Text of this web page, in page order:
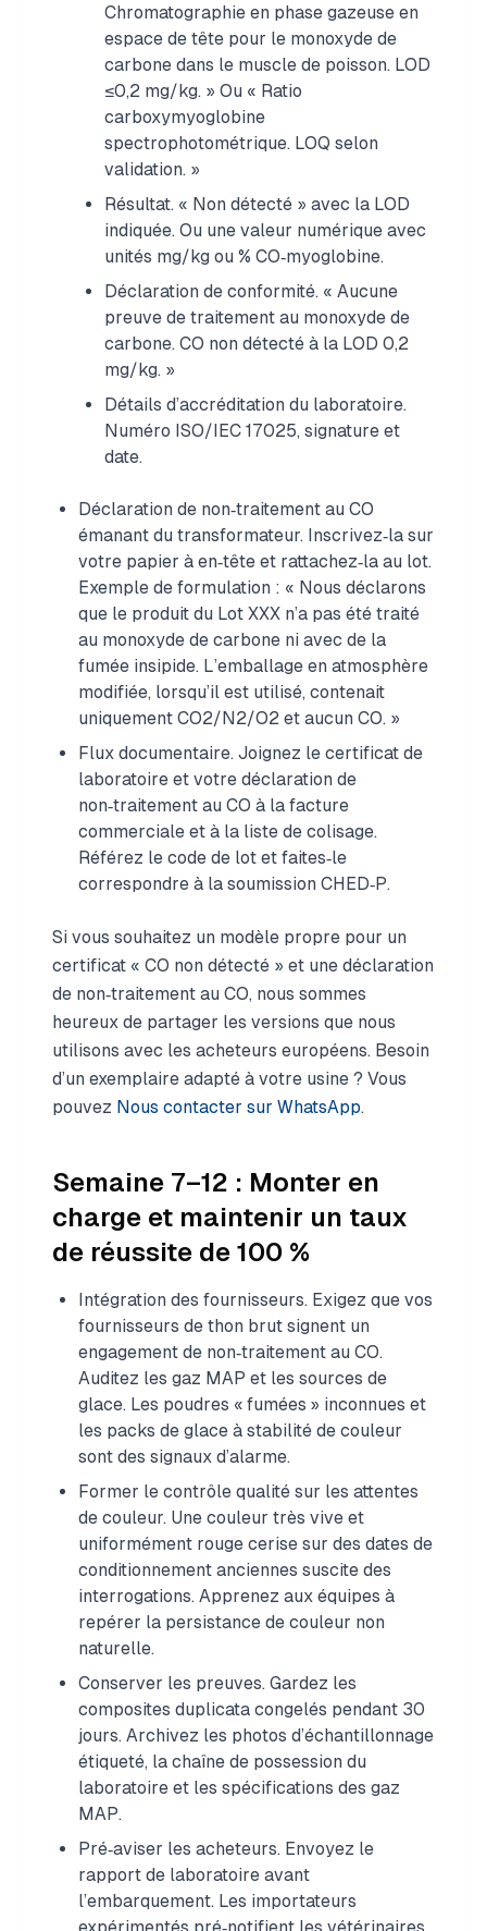
Chromatographie en phase gazeuse en
espace de tête pour le monoxyde de
carbone dans le muscle de poisson. LOD
≤0,2 mg/kg. » Ou « Ratio
carboxymyoglobine
spectrophotométrique. LOQ selon
validation. »
Résultat. « Non détecté » avec la LOD
indiquée. Ou une valeur numérique avec
unités mg/kg ou % CO‑myoglobine.
Déclaration de conformité. « Aucune
preuve de traitement au monoxyde de
carbone. CO non détecté à la LOD 0,2
mg/kg. »
Détails d’accréditation du laboratoire.
Numéro ISO/IEC 17025, signature et
date.
Déclaration de non‑traitement au CO
émanant du transformateur. Inscrivez‑la sur
votre papier à en‑tête et rattachez‑la au lot.
Exemple de formulation : « Nous déclarons
que le produit du Lot XXX n’a pas été traité
au monoxyde de carbone ni avec de la
fumée insipide. L’emballage en atmosphère
modifiée, lorsqu’il est utilisé, contenait
uniquement CO2/N2/O2 et aucun CO. »
Flux documentaire. Joignez le certificat de
laboratoire et votre déclaration de
non‑traitement au CO à la facture
commerciale et à la liste de colisage.
Référez le code de lot et faites‑le
correspondre à la soumission CHED‑P.
Si vous souhaitez un modèle propre pour un
certificat « CO non détecté » et une déclaration
de non‑traitement au CO, nous sommes
heureux de partager les versions que nous
utilisons avec les acheteurs européens. Besoin
d’un exemplaire adapté à votre usine ? Vous
pouvez Nous contacter sur WhatsApp.
Semaine 7–12 : Monter en
charge et maintenir un taux
de réussite de 100 %
Intégration des fournisseurs. Exigez que vos
fournisseurs de thon brut signent un
engagement de non‑traitement au CO.
Auditez les gaz MAP et les sources de
glace. Les poudres « fumées » inconnues et
les packs de glace à stabilité de couleur
sont des signaux d’alarme.
Former le contrôle qualité sur les attentes
de couleur. Une couleur très vive et
uniformément rouge cerise sur des dates de
conditionnement anciennes suscite des
interrogations. Apprenez aux équipes à
repérer la persistance de couleur non
naturelle.
Conserver les preuves. Gardez les
composites duplicata congelés pendant 30
jours. Archivez les photos d’échantillonnage
étiqueté, la chaîne de possession du
laboratoire et les spécifications des gaz
MAP.
Pré‑aviser les acheteurs. Envoyez le
rapport de laboratoire avant
l’embarquement. Les importateurs
expérimentés pré‑notifient les vétérinaires